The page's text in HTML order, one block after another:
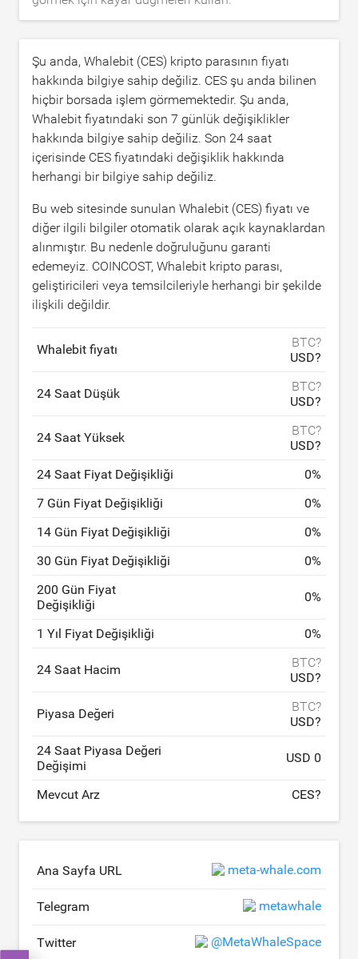
Şu anda, Whalebit (CES) kripto parasının fiyatı
hakkında bilgiye sahip değiliz. CES şu anda bilinen
hiçbir borsada işlem görmemektedir. Şu anda,
Whalebit fiyatındaki son 7 günlük değişiklikler
hakkında bilgiye sahip değiliz. Son 24 saat
içerisinde CES fiyatındaki değişiklik hakkında
herhangi bir bilgiye sahip değiliz.
Bu web sitesinde sunulan Whalebit (CES) fiyatı ve
diğer ilgili bilgiler otomatik olarak açık kaynaklardan
alınmıştır. Bu nedenle doğruluğunu garanti
edemeyiz. COINCOST, Whalebit kripto parası,
geliştiricileri veya temsilcileriyle herhangi bir şekilde
ilişkili değildir.
Whalebit fiyatı
BTC?
USD?
24 Saat Düşük
BTC?
USD?
24 Saat Yüksek
BTC?
USD?
24 Saat Fiyat Değişikliği
0%
7 Gün Fiyat Değişikliği
0%
14 Gün Fiyat Değişikliği
0%
30 Gün Fiyat Değişikliği
0%
200 Gün Fiyat
Değişikliği
0%
1 Yıl Fiyat Değişikliği 0%
24 Saat Hacim
BTC?
USD?
Piyasa Değeri
BTC?
USD?
24 Saat Piyasa Değeri
Değişimi
USD 0
Mevcut Arz CES?
Ana Sayfa URL meta-whale.com
Telegram metawhale
Twitter @MetaWhaleSpace